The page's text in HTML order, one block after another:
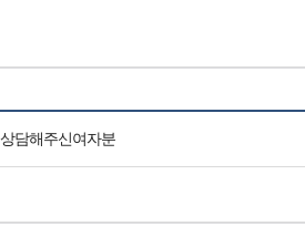
담해주신여자분